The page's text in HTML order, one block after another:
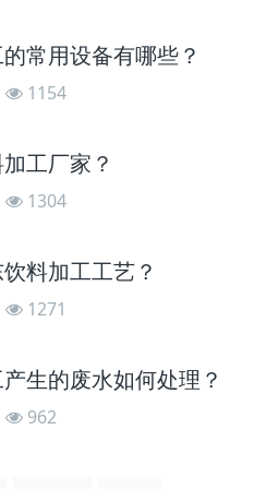
常用设备有哪些？
1154
工厂家？
1304
料加工工艺？
1271
生的废水如何处理？
962